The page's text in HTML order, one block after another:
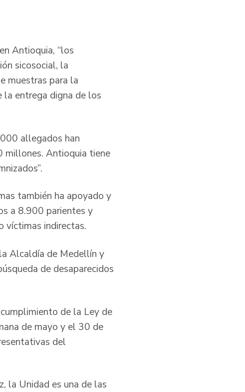
Antioquia, “los
sicosocial, la
muestras para la
la entrega digna de los
allegados han
millones. Antioquia tiene
también ha apoyado y
a 8.900 parientes y
víctimas indirectas.
Alcaldía de Medellín y
de desaparecidos
de la Ley de
de mayo y el 30 de
del
la Unidad es una de las